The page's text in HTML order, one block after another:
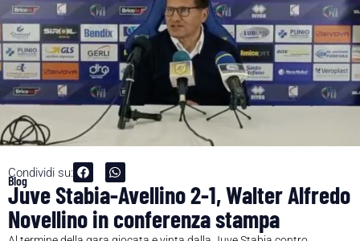
Condividi su:
Blog
Juve Stabia-Avellino 2-1, Walter Alfredo
Novellino in conferenza stampa